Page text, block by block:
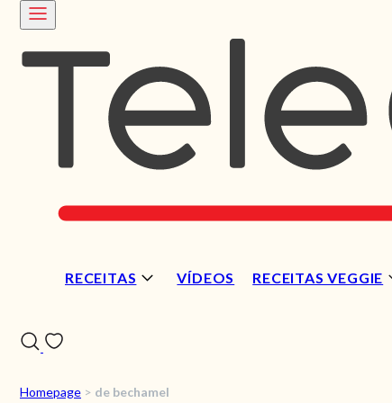
RECEITAS VÍDEOS RECEITAS VEGGIE
Homepage > de bechamel